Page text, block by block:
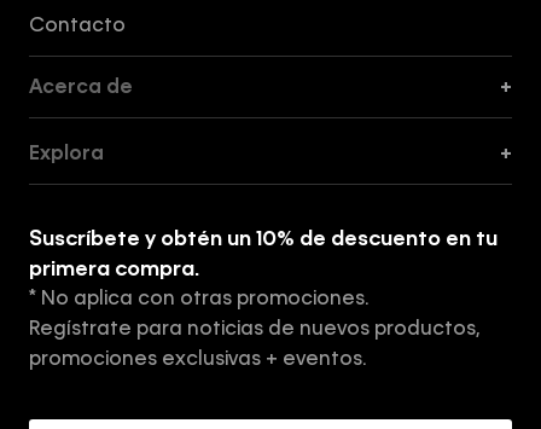
Contacto
Acerca de +
Tiendas
Aviso de privacidad
Términos y Condiciones
Explora +
Suscríbete y obtén un 10% de descuento en tu
primera compra.
* No aplica con otras promociones.
Regístrate para noticias de nuevos productos,
promociones exclusivas + eventos.